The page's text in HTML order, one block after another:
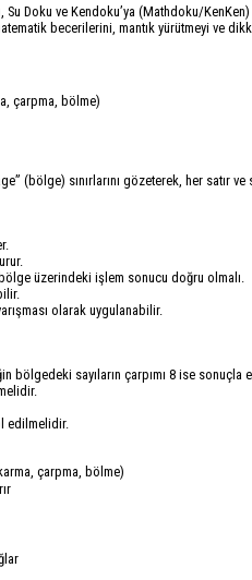
Doku ve Kendoku’ya (Mathdoku/
becerilerini, mantık yürütmeyi ve
çarpma, bölme)
(bölge) sınırlarını gözeterek, her satır
üzerindeki işlem sonucu doğru olmalı.
olarak uygulanabilir.
sayıların çarpımı 8 ise sonuçla
edilmelidir.
çarpma, bölme)